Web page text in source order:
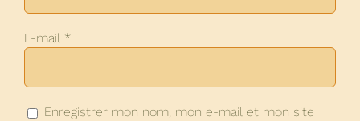
E-mail *
Enregistrer mon nom, mon e-mail et mon site